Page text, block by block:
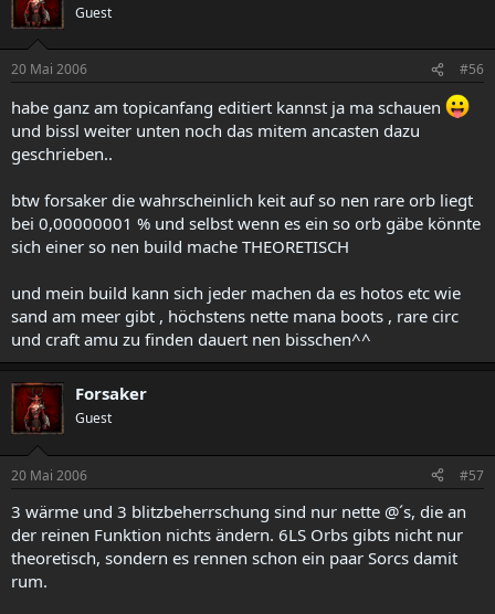
Guest
20 Mai 2006 #56
habe ganz am topicanfang editiert kannst ja ma schauen
und bissl weiter unten noch das mitem ancasten dazu
geschrieben..
btw forsaker die wahrscheinlich keit auf so nen rare orb liegt
bei 0,00000001 % und selbst wenn es ein so orb gäbe könnte
sich einer so nen build mache THEORETISCH
und mein build kann sich jeder machen da es hotos etc wie
sand am meer gibt , höchstens nette mana boots , rare circ
und craft amu zu finden dauert nen bisschen^^
Forsaker
Guest
20 Mai 2006 #57
3 wärme und 3 blitzbeherrschung sind nur nette @´s, die an
der reinen Funktion nichts ändern. 6LS Orbs gibts nicht nur
theoretisch, sondern es rennen schon ein paar Sorcs damit
rum.